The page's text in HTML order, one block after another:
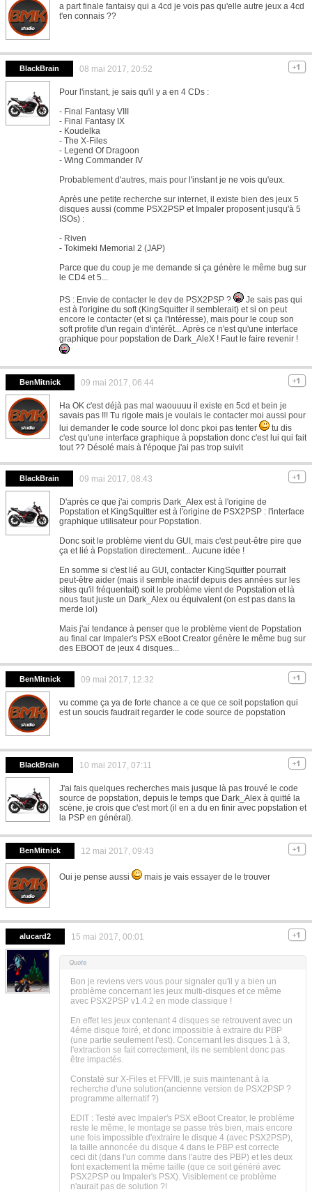
a part finale fantaisy qui a 4cd je vois pas qu'elle autre jeux a 4cd
t'en connais ??
BlackBrain 08 mai 2017, 20:52
Pour l'instant, je sais qu'il y a en 4 CDs :
- Final Fantasy VIII
- Final Fantasy IX
- Koudelka
- The X-Files
- Legend Of Dragoon
- Wing Commander IV
Probablement d'autres, mais pour l'instant je ne vois qu'eux.
Après une petite recherche sur internet, il existe bien des jeux 5
disques aussi (comme PSX2PSP et Impaler proposent jusqu'à 5
ISOs) :
- Riven
- Tokimeki Memorial 2 (JAP)
Parce que du coup je me demande si ça génère le même bug sur
le CD4 et 5...
PS : Envie de contacter le dev de PSX2PSP ?
Je sais pas qui
est à l'origine du soft (KingSquitter il semblerait) et si on peut
encore le contacter (et si ça l'intéresse), mais pour le coup son
soft profite d'un regain d'intérêt... Après ce n'est qu'une interface
graphique pour popstation de Dark_AleX ! Faut le faire revenir !
BenMitnick 09 mai 2017, 06:44
Ha OK c'est déjà pas mal waouuuu il existe en 5cd et bein je
savais pas !!! Tu rigole mais je voulais le contacter moi aussi pour
lui demander le code source lol donc pkoi pas tenter
tu dis
c'est qu'une interface graphique à popstation donc c'est lui qui fait
tout ?? Désolé mais à l'époque j'ai pas trop suivit
BlackBrain 09 mai 2017, 08:43
D'après ce que j'ai compris Dark_Alex est à l'origine de
Popstation et KingSquitter est à l'origine de PSX2PSP : l'interface
graphique utilisateur pour Popstation.
Donc soit le problème vient du GUI, mais c'est peut-être pire que
ça et lié à Popstation directement... Aucune idée !
En somme si c'est lié au GUI, contacter KingSquitter pourrait
peut-être aider (mais il semble inactif depuis des années sur les
sites qu'il fréquentait) soit le problème vient de Popstation et là
nous faut juste un Dark_Alex ou équivalent (on est pas dans la
merde lol)
Mais j'ai tendance à penser que le problème vient de Popstation
au final car Impaler's PSX eBoot Creator génère le même bug sur
des EBOOT de jeux 4 disques...
BenMitnick 09 mai 2017, 12:32
vu comme ça ya de forte chance a ce que ce soit popstation qui
est un soucis faudrait regarder le code source de popstation
BlackBrain 10 mai 2017, 07:11
J'ai fais quelques recherches mais jusque là pas trouvé le code
source de popstation, depuis le temps que Dark_Alex à quitté la
scène, je crois que c'est mort (il en a du en finir avec popstation et
la PSP en général).
BenMitnick 12 mai 2017, 09:43
Oui je pense aussi mais je vais essayer de le trouver
alucard2 15 mai 2017, 00:01
Bon je reviens vers vous pour signaler qu'il y a bien un
problème concernant les jeux multi-disques et ce même
avec PSX2PSP v1.4.2 en mode classique !
En effet les jeux contenant 4 disques se retrouvent avec un
4éme disque foiré, et donc impossible à extraire du PBP
(une partie seulement l'est). Concernant les disques 1 à 3,
l'extraction se fait correctement, ils ne semblent donc pas
être impactés.
Constaté sur X-Files et FFVIII, je suis maintenant à la
recherche d'une solution(ancienne version de PSX2PSP ?
programme alternatif ?)
EDIT : Testé avec Impaler's PSX eBoot Creator, le problème
reste le même, le montage se passe très bien, mais encore
une fois impossible d'extraire le disque 4 (avec PSX2PSP),
la taille annoncée du disque 4 dans le PBP est correcte
ceci dit (dans l'un comme dans l'autre des PBP) et les deux
font exactement la même taille (que ce soit généré avec
PSX2PSP ou Impaler's PSX). Visiblement ce problème
n'aurait pas de solution ?!